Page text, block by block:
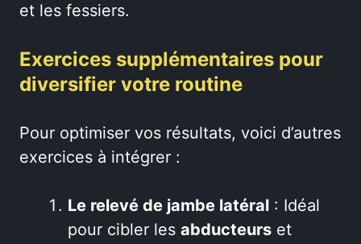
et les fessiers.
Exercices supplémentaires pour
diversifier votre routine
Pour optimiser vos résultats, voici d’autres
exercices à intégrer :
Le relevé de jambe latéral : Idéal
pour cibler les abducteurs et